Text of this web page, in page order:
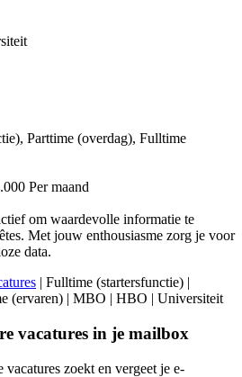
Parttime (overdag), Fulltime
Per maand
om waardevolle informatie te
Met jouw enthousiasme zorg je voor
data.
| Fulltime (startersfunctie) |
(ervaren) | MBO | HBO | Universiteit
vacatures in je mailbox
zoekt en vergeet je e-